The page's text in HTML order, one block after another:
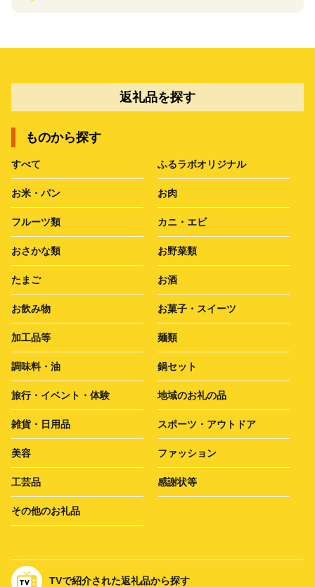
返礼品を探す
ものから探す
すべて ふるラボオリジナル
お米・パン お肉
フルーツ類 カニ・エビ
おさかな類 お野菜類
たまご お酒
お飲み物 お菓子・スイーツ
加工品等 麺類
調味料・油 鍋セット
旅行・イベント・体験 地域のお礼の品
雑貨・日用品 スポーツ・アウトドア
美容 ファッション
工芸品 感謝状等
その他のお礼品
TVで紹介された返礼品から探す